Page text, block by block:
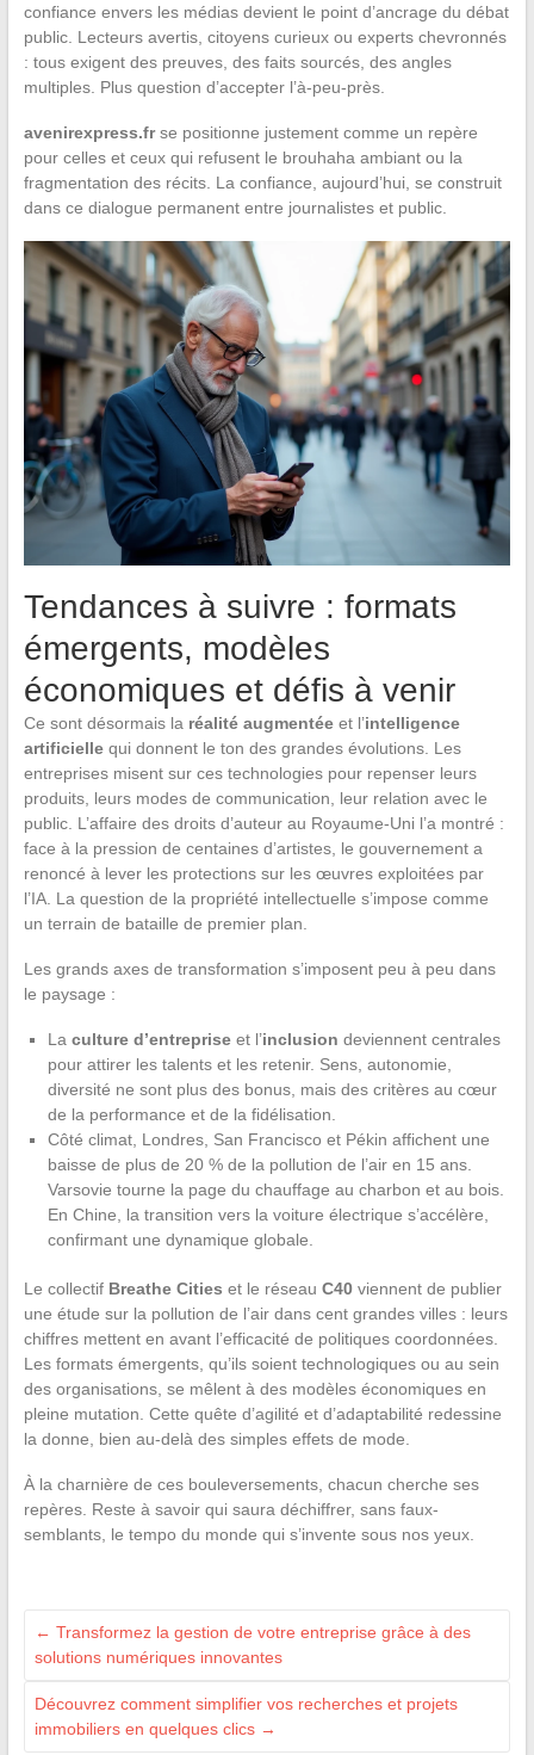
confiance envers les médias devient le point d’ancrage du débat
public. Lecteurs avertis, citoyens curieux ou experts chevronnés
: tous exigent des preuves, des faits sourcés, des angles
multiples. Plus question d’accepter l’à-peu-près.
avenirexpress.frse positionne justement comme un repère
pour celles et ceux qui refusent le brouhaha ambiant ou la
fragmentation des récits. La confiance, aujourd’hui, se construit
dans ce dialogue permanent entre journalistes et public.
Tendances à suivre : formats
émergents, modèles
économiques et défis à venir
Ce sont désormais la réalité augmentéeet l’intelligence
artificiellequi donnent le ton des grandes évolutions. Les
entreprises misent sur ces technologies pour repenser leurs
produits, leurs modes de communication, leur relation avec le
public. L’affaire des droits d’auteur au Royaume-Uni l’a montré :
face à la pression de centaines d’artistes, le gouvernement a
renoncé à lever les protections sur les œuvres exploitées par
l’IA. La question de la propriété intellectuelle s’impose comme
un terrain de bataille de premier plan.
Les grands axes de transformation s’imposent peu à peu dans
le paysage :
La culture d’entrepriseet l’inclusion deviennent centrales
pour attirer les talents et les retenir. Sens, autonomie,
diversité ne sont plus des bonus, mais des critères au cœur
de la performance et de la fidélisation.
Côté climat, Londres, San Francisco et Pékin affichent une
baisse de plus de 20 % de la pollution de l’air en 15 ans.
Varsovie tourne la page du chauffage au charbon et au bois.
En Chine, la transition vers la voiture électrique s’accélère,
confirmant une dynamique globale.
Le collectif Breathe Cities et le réseau C40viennent de publier
une étude sur la pollution de l’air dans cent grandes villes : leurs
chiffres mettent en avant l’efficacité de politiques coordonnées.
Les formats émergents, qu’ils soient technologiques ou au sein
des organisations, se mêlent à des modèles économiques en
pleine mutation. Cette quête d’agilité et d’adaptabilité redessine
la donne, bien au-delà des simples effets de mode.
À la charnière de ces bouleversements, chacun cherche ses
repères. Reste à savoir qui saura déchiffrer, sans faux-
semblants, le tempo du monde qui s’invente sous nos yeux.
← Transformez la gestion de votre entreprise grâce à des
solutions numériques innovantes
Découvrez comment simplifier vos recherches et projets
immobiliers en quelques clics →